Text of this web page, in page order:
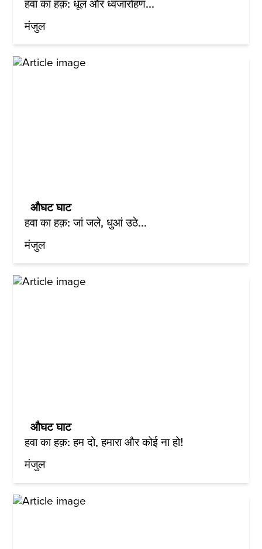
हवा का हक़: धूल और ध्वजारोहण...
मंजुल
औघट घाट
हवा का हक़: जां जले, धुआं उठे...
मंजुल
औघट घाट
हवा का हक़: हम दो, हमारा और कोई ना हो!
मंजुल